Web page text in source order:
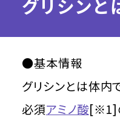
グリシンと
●基本情報
グリシンとは体内
必須アミノ酸[※1]